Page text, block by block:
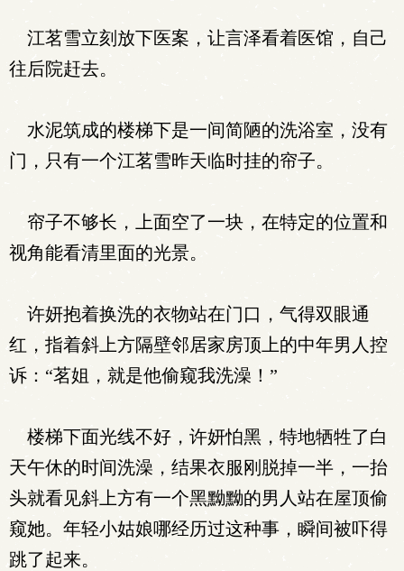
江茗雪立刻放下医案，让言泽看着医馆，自己
往后院赶去。
水泥筑成的楼梯下是一间简陋的洗浴室，没有
门，只有一个江茗雪昨天临时挂的帘子。
帘子不够长，上面空了一块，在特定的位置和
视角能看清里面的光景。
许妍抱着换洗的衣物站在门口，气得双眼通
红，指着斜上方隔壁邻居家房顶上的中年男人控
诉：“茗姐，就是他偷窥我洗澡！”
楼梯下面光线不好，许妍怕黑，特地牺牲了白
天午休的时间洗澡，结果衣服刚脱掉一半，一抬
头就看见斜上方有一个黑黝黝的男人站在屋顶偷
窥她。年轻小姑娘哪经历过这种事，瞬间被吓得
跳了起来。